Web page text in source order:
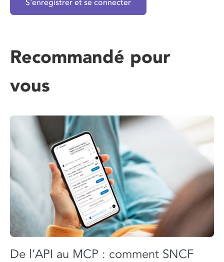
S'enregistrer et se connecter
Recommandé pour
vous
De l’API au MCP : comment SNCF